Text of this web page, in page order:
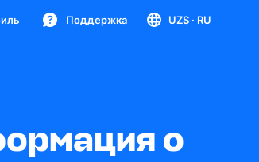
Поддержка UZS · RU
о